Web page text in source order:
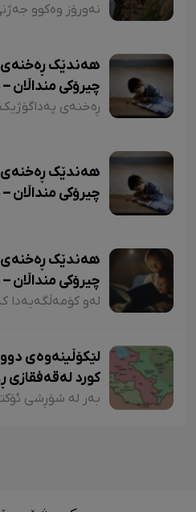
هەندێک ڕەخنەی
چیرۆکی
هەندێک ڕەخنەی
چیرۆکی
هەندێک ڕەخنەی
چیرۆکی منداڵان
لێکۆڵینەوەی
کورد لەقەفقازی